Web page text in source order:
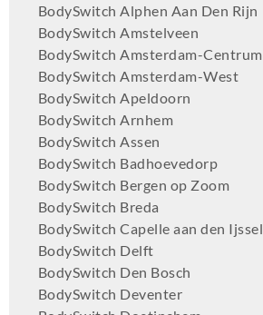
BodySwitch Alphen Aan Den Rijn
BodySwitch Amstelveen
BodySwitch Amsterdam-Centrum
BodySwitch Amsterdam-West
BodySwitch Apeldoorn
BodySwitch Arnhem
BodySwitch Assen
BodySwitch Badhoevedorp
BodySwitch Bergen op Zoom
BodySwitch Breda
BodySwitch Capelle aan den Ijssel
BodySwitch Delft
BodySwitch Den Bosch
BodySwitch Deventer